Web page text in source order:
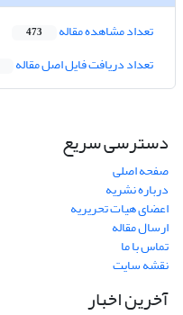
تعداد مشاهده مقاله 473
تعداد دریافت فایل اصل مقاله
دسترسی سریع
صفحه اصلی
درباره نشریه
اعضای هیات تحریریه
ارسال مقاله
تماس با ما
نقشه سایت
آخرین اخبار